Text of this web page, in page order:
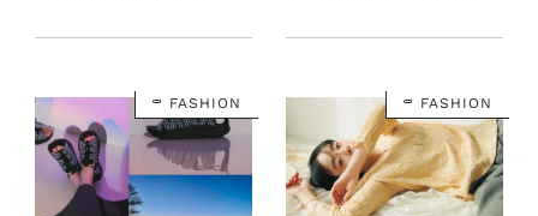
FASHION FASHION